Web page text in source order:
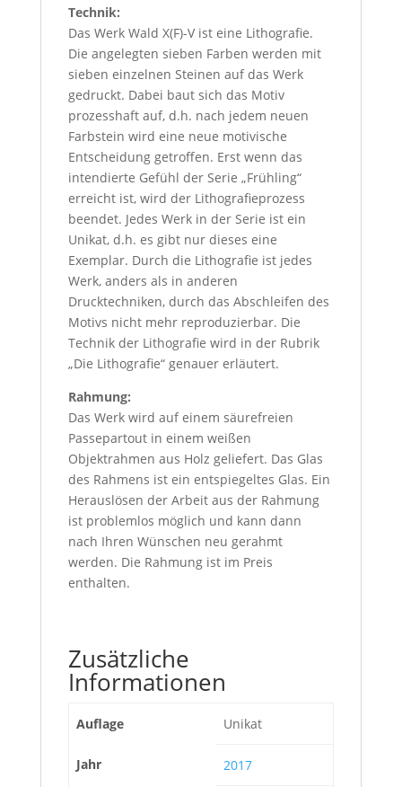
Technik:
Das Werk Wald X(F)-V ist eine Lithografie.
Die angelegten sieben Farben werden mit
sieben einzelnen Steinen auf das Werk
gedruckt. Dabei baut sich das Motiv
prozesshaft auf, d.h. nach jedem neuen
Farbstein wird eine neue motivische
Entscheidung getroffen. Erst wenn das
intendierte Gefühl der Serie „Frühling“
erreicht ist, wird der Lithografieprozess
beendet. Jedes Werk in der Serie ist ein
Unikat, d.h. es gibt nur dieses eine
Exemplar. Durch die Lithografie ist jedes
Werk, anders als in anderen
Drucktechniken, durch das Abschleifen des
Motivs nicht mehr reproduzierbar. Die
Technik der Lithografie wird in der Rubrik
„Die Lithografie“ genauer erläutert.
Rahmung:
Das Werk wird auf einem säurefreien
Passepartout in einem weißen
Objektrahmen aus Holz geliefert. Das Glas
des Rahmens ist ein entspiegeltes Glas. Ein
Herauslösen der Arbeit aus der Rahmung
ist problemlos möglich und kann dann
nach Ihren Wünschen neu gerahmt
werden. Die Rahmung ist im Preis
enthalten.
Zusätzliche
Informationen
Auflage Unikat
Jahr 2017